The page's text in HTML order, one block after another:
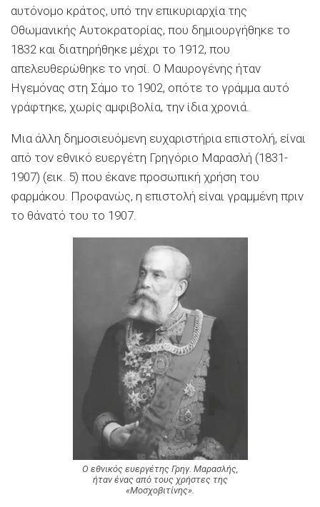
αυτόνομο κράτος, υπό την επικυριαρχία της
Οθωμανικής Αυτοκρατορίας, που δημιουργήθηκε το
1832 και διατηρήθηκε μέχρι το 1912, που
απελευθερώθηκε το νησί. Ο Μαυρογένης ήταν
Ηγεμόνας στη Σάμο το 1902, οπότε το γράμμα αυτό
γράφτηκε, χωρίς αμφιβολία, την ίδια χρονιά.
Μια άλλη δημοσιευόμενη ευχαριστήρια επιστολή, είναι
από τον εθνικό ευεργέτη Γρηγόριο Μαρασλή (1831-
1907) (εικ. 5) που έκανε προσωπική χρήση του
φαρμάκου. Προφανώς, η επιστολή είναι γραμμένη πριν
το θάνατό του το 1907.
Ο εθνικός ευεργέτης Γρηγ. Μαρασλής,
ήταν ένας από τους χρήστες της
«Μοσχοβιτίνης».